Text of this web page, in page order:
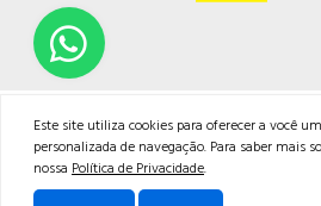
TODOS OS DIREITOS
Endereço Rua Judithe do Carmo, 29, Bairro
14625201/0001-99<br /><br />Email:
/>Whatsapp: 43 99636.4968<br /
Este site utiliza cookies para oferecer a você
personalizada de navegação. Para saber mais
nossa Política de Privacidade.